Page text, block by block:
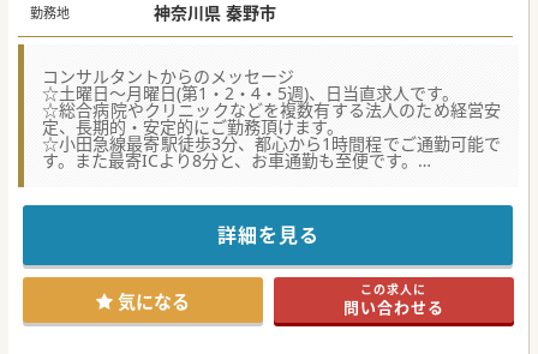
勤務地 神奈川県 秦野市
コンサルタントからのメッセージ
☆土曜日～月曜日(第1・2・4・5週)、日当直求人です。
☆総合病院やクリニックなどを複数有する法人のため経営安
定、長期的・安定的にご勤務頂けます。
☆小田急線最寄駅徒歩3分、都心から1時間程でご通勤可能で
す。また最寄ICより8分と、お車通勤も至便です。
☆ジェネラルな医療提供を志す方や、ご負担なくセカンドキ
詳細を見る
気になる この求人に
問い合わせる